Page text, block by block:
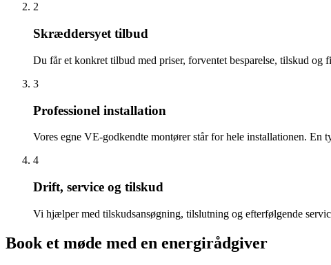
2
Skræddersyet tilbud
Du får et konkret tilbud med priser, forventet besparelse, tilskud
3
Professionel installation
Vores egne VE-godkendte montører står for hele installationen. En
4
Drift, service og tilskud
Vi hjælper med tilskudsansøgning, tilslutning og efterfølgende
Book et møde med en energirådgiver